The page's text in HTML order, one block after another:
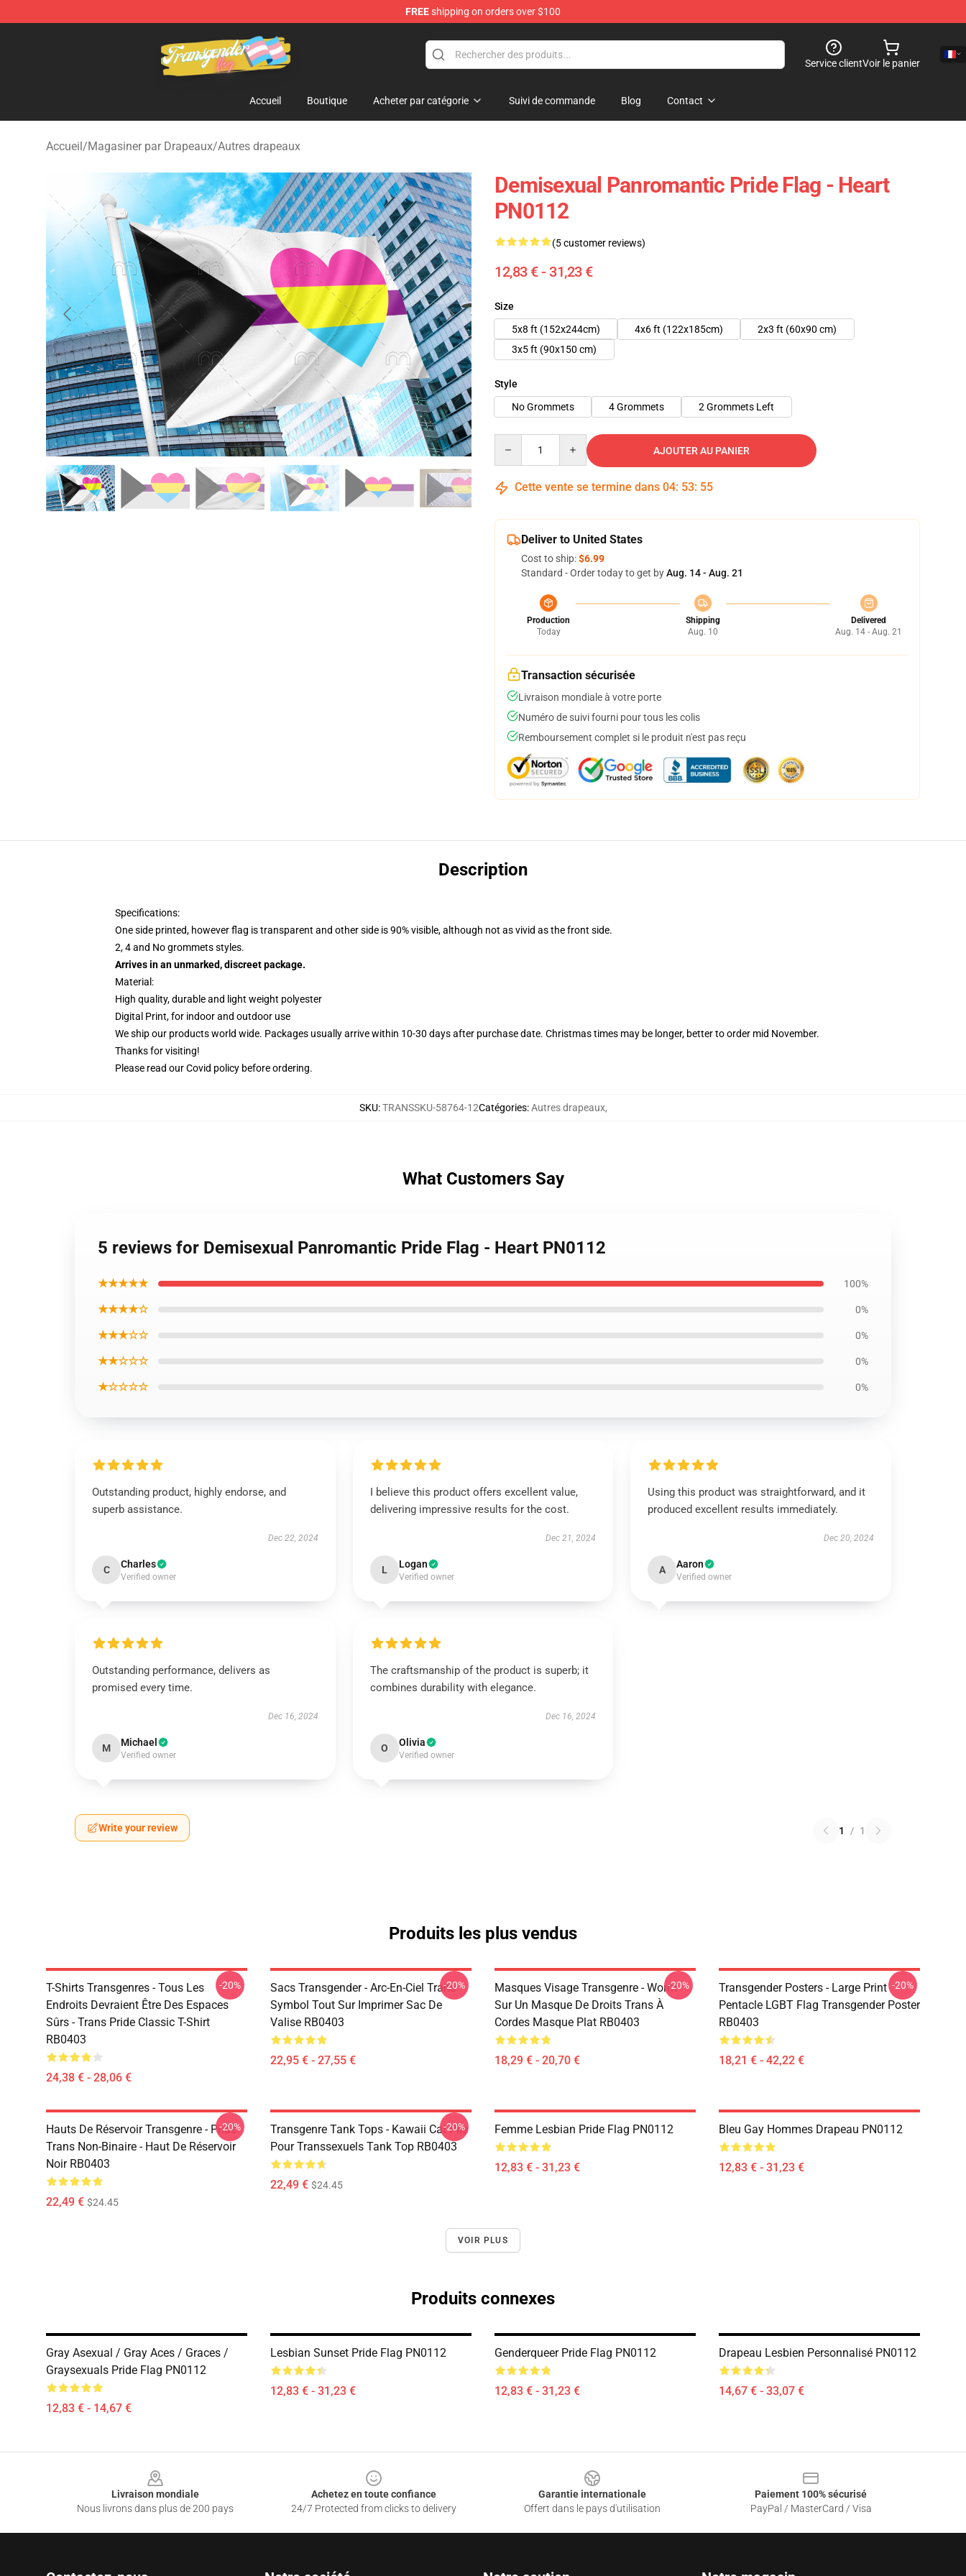
FREEshipping on orders over $100
Transgender Flag Store - The Best Transgender Flag Shop
Service clientVoir le panier
Accueil Boutique Acheter par catégorie Suivi de commande Blog Contact
Accueil/Magasiner par Drapeaux/Autres drapeaux
Demisexual Panromantic Pride Flag - Heart
PN0112
(5 customer reviews)
12,83 € - 31,23 €
Size
5x8 ft (152x244cm)
4x6 ft (122x185cm)
2x3 ft (60x90 cm)
3x5 ft (90x150 cm)
Style
No Grommets
4 Grommets 2 Grommets Left
AJOUTER AU PANIER
Cette vente se termine dans 04: 53: 54
Deliver to United States
Cost to ship:$6.99
Standard - Order today to get byAug. 14 - Aug. 21
Production
Today
Shipping
Aug. 10
Delivered
Aug. 14 - Aug. 21
Transaction sécurisée
Livraison mondiale à votre porte
Numéro de suivi fourni pour tous les colis
Remboursement complet si le produit n'est pas reçu
Description
Specifications:
One side printed, however flag is transparent and other side is 90% visible, although not as vivid as the front side.
2, 4 and No grommets styles.
Arrives in an unmarked, discreet package.
Material:
High quality, durable and light weight polyester
Digital Print, for indoor and outdoor use
We ship our products world wide. Packages usually arrive within 10-30 days after purchase date. Christmas times may be longer, better to order mid November.
Thanks for visiting!
Please read our Covid policy before ordering.
SKU:TRANSSKU-58764-12Catégories:Autres drapeaux,
What Customers Say
5 reviews for Demisexual Panromantic Pride Flag - Heart PN0112
★★★★★ 100%
★★★★☆ 0%
★★★☆☆ 0%
★★☆☆☆ 0%
★☆☆☆☆ 0%
Outstanding product, highly endorse, and
superb assistance.
Dec 22, 2024
C Charles
Verified owner
I believe this product offers excellent value,
delivering impressive results for the cost.
Dec 21, 2024
L Logan
Verified owner
Using this product was straightforward, and it
produced excellent results immediately.
Dec 20, 2024
A Aaron
Verified owner
Outstanding performance, delivers as
promised every time.
Dec 16, 2024
M Michael
Verified owner
The craftsmanship of the product is superb; it
combines durability with elegance.
Dec 16, 2024
O Olivia
Verified owner
Write your review 1 / 1
Produits les plus vendus
T-Shirts Transgenres - Tous Les
Endroits Devraient Être Des Espaces
Sûrs - Trans Pride Classic T-Shirt
RB0403
24,38 € - 28,06 €
-20%
Sacs Transgender - Arc-En-Ciel Trans
Symbol Tout Sur Imprimer Sac De
Valise RB0403
22,95 € - 27,55 €
-20%
Masques Visage Transgenre - Worm
Sur Un Masque De Droits Trans À
Cordes Masque Plat RB0403
18,29 € - 20,70 €
-20%
Transgender Posters - Large Print
Pentacle LGBT Flag Transgender Poster
RB0403
18,21 € - 42,22 €
-20%
Hauts De Réservoir Transgenre - Pride
Trans Non-Binaire - Haut De Réservoir
Noir RB0403
22,49 € $24.45
-20%
Transgenre Tank Tops - Kawaii Cat Pile
Pour Transsexuels Tank Top RB0403
22,49 € $24.45
-20% Femme Lesbian Pride Flag PN0112
12,83 € - 31,23 €
Bleu Gay Hommes Drapeau PN0112
12,83 € - 31,23 €
VOIR PLUS
Produits connexes
Gray Asexual / Gray Aces / Graces /
Graysexuals Pride Flag PN0112
12,83 € - 14,67 €
Lesbian Sunset Pride Flag PN0112
12,83 € - 31,23 €
Genderqueer Pride Flag PN0112
12,83 € - 31,23 €
Drapeau Lesbien Personnalisé PN0112
14,67 € - 33,07 €
Livraison mondiale
Nous livrons dans plus de 200 pays
Achetez en toute confiance
24/7 Protected from clicks to delivery
Garantie internationale
Offert dans le pays d'utilisation
Paiement 100% sécurisé
PayPal / MasterCard / Visa